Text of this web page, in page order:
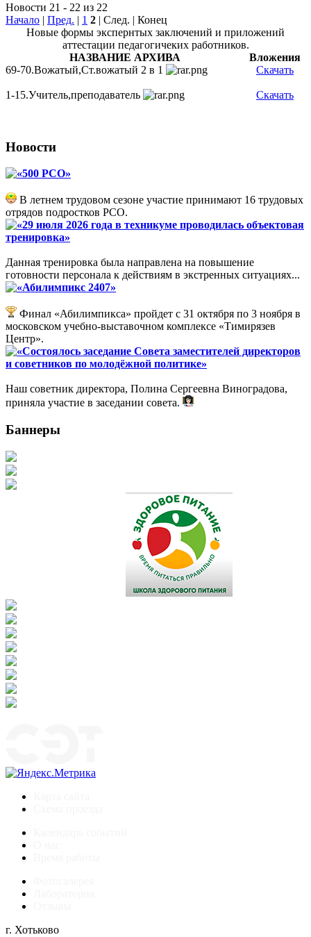
Новости 21 - 22 из 22
Начало | Пред. | 1 2 | След. | Конец
Новые формы экспернтых заключений и приложений
аттестации педагогичеких работников.
НАЗВАНИЕ АРХИВА
Вложения
69-70.Вожатый,Ст.вожатый 2 в 1
Скачать
1-15.Учитель,преподаватель Скачать
Новости
«500 РСО»
В летнем трудовом сезоне участие принимают 16 трудовых
отрядов подростков РСО.
«29 июля 2026 года в техникуме проводилась объектовая
тренировка»
Данная тренировка была направлена на повышение
готовности персонала к действиям в экстренных ситуациях...
«Абилимпикс 2407»
Финал «Абилимпикса» пройдет с 31 октября по 3 ноября в
московском учебно-выставочном комплексе «Тимирязев
Центр».
«Состоялось заседание Совета заместителей директоров
и советников по молодёжной политике»
Наш советник директора, Полина Сергеевна Виноградова,
приняла участие в заседании совета.
Баннеры
г. Хотьково